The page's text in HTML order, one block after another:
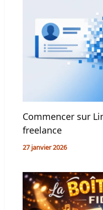
Commencer sur
freelance
27 janvier 2026